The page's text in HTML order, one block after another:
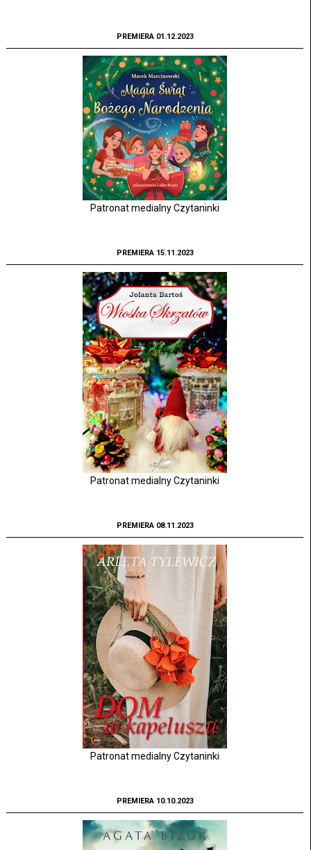
PREMIERA 01.12.2023
Patronat medialny Czytaninki
PREMIERA 15.11.2023
Patronat medialny Czytaninki
PREMIERA 08.11.2023
Patronat medialny Czytaninki
PREMIERA 10.10.2023